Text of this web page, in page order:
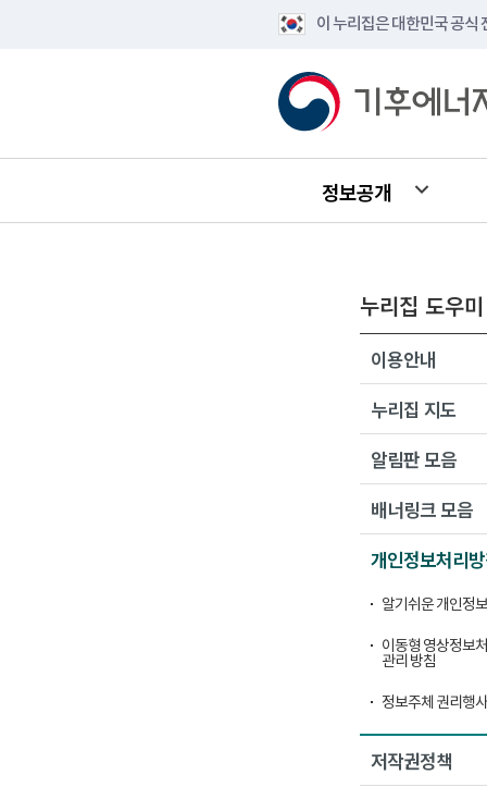
이 누리집은 대한민국 공식
정보공개
누리집 도우미
이용안내
누리집 지도
알림판 모음
배너링크 모음
개인정보처리
알기쉬운 개인정
이동형 영상정보
관리 방침
정보주체 권리행
저작권정책